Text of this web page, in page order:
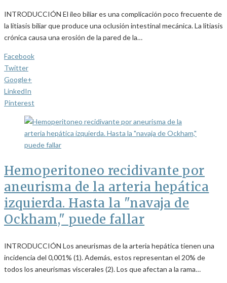
INTRODUCCIÓN El íleo biliar es una complicación poco frecuente de
la litiasis biliar que produce una oclusión intestinal mecánica. La litiasis
crónica causa una erosión de la pared de la…
Facebook
Twitter
Google+
LinkedIn
Pinterest
Hemoperitoneo recidivante por
aneurisma de la arteria hepática
izquierda. Hasta la "navaja de
Ockham," puede fallar
INTRODUCCIÓN Los aneurismas de la arteria hepática tienen una
incidencia del 0,001% (1). Además, estos representan el 20% de
todos los aneurismas viscerales (2). Los que afectan a la rama…